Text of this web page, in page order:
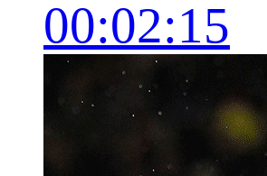
00:02:15